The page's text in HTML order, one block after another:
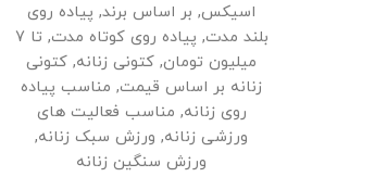
اسیکس, بر اساس برند, پیاده روی
بلند مدت, پیاده روی کوتاه مدت,
تا 7
میلیون تومان, کتونی زنانه, کتونی
زنانه بر اساس قیمت, مناسب پیاده
روی زنانه, مناسب فعالیت های
ورزشی زنانه, ورزش سبک زنانه,
ورزش سنگین زنانه